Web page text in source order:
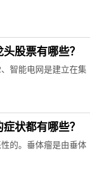
股票有哪些？
智能电网是建立在集
状都有哪些？
的。垂体瘤是由垂体